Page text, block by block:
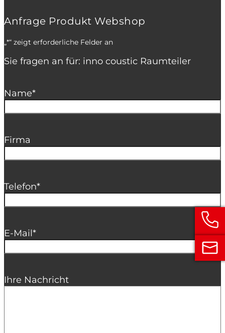
Anfrage Produkt Webshop
„*“ zeigt erforderliche Felder an
Sie fragen an für: inno coustic Raumteiler
Name*
Firma
Telefon*
E-Mail*
Ihre Nachricht